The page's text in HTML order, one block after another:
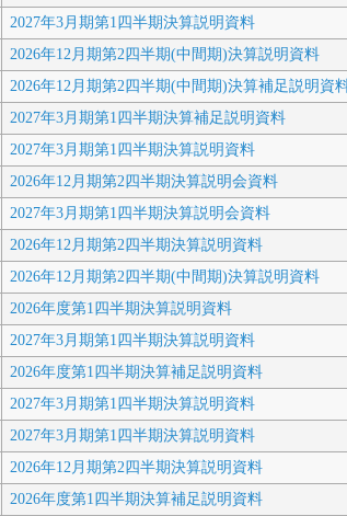
2027年3月期第1四半期決算説明資料
2026年12月期第2四半期(中間期)決算説明資料
2026年12月期第2四半期(中間期)決算補足説明資
2027年3月期第1四半期決算補足説明資料
2027年3月期第1四半期決算説明資料
2026年12月期第2四半期決算説明会資料
2027年3月期第1四半期決算説明会資料
2026年12月期第2四半期決算説明資料
2026年12月期第2四半期(中間期)決算説明資料
2026年度第1四半期決算説明資料
2027年3月期第1四半期決算説明資料
2026年度第1四半期決算補足説明資料
2027年3月期第1四半期決算説明資料
2027年3月期第1四半期決算説明資料
2026年12月期第2四半期決算説明資料
2026年度第1四半期決算補足説明資料